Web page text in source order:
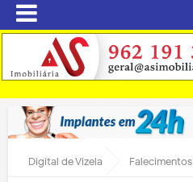
Digital de Vizela Falecimentos